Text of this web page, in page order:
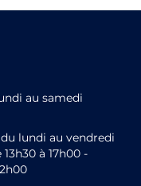
au samedi
lundi au vendredi
à 17h00 -